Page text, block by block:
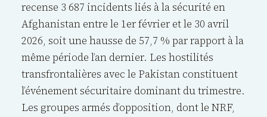
recense 3 687 incidents liés à la sécurité en
Afghanistan entre le 1er février et le 30 avril
2026, soit une hausse de 57,7 % par rapport à la
même période l’an dernier. Les hostilités
transfrontalières avec le Pakistan constituent
l’événement sécuritaire dominant du trimestre.
Les groupes armés d’opposition, dont le NRF,